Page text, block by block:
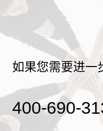
如果您需要进一
400-690-